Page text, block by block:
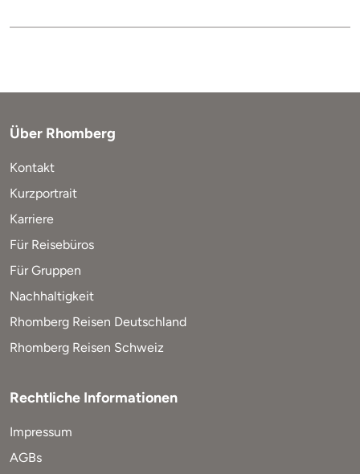
Über Rhomberg
Kontakt
Kurzportrait
Karriere
Für Reisebüros
Für Gruppen
Nachhaltigkeit
Rhomberg Reisen Deutschland
Rhomberg Reisen Schweiz
Rechtliche Informationen
Impressum
AGBs